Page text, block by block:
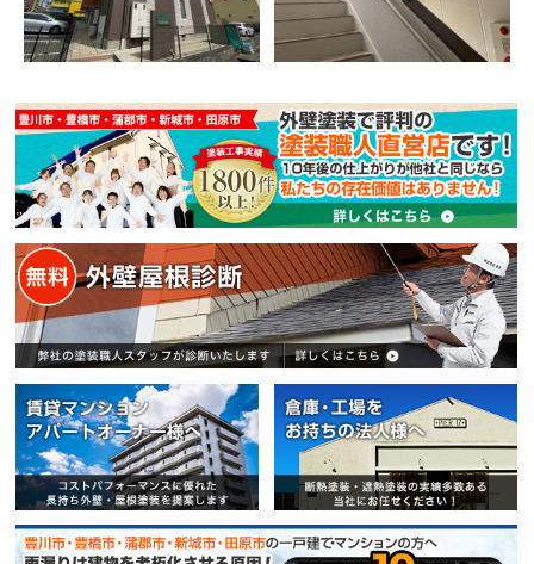
賃貸マンション・アパートオー